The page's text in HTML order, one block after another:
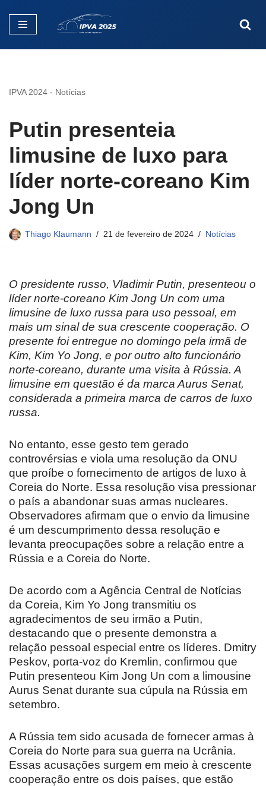
Pular
IPVA 2024 - Notícias
Putin presenteia
limusine de luxo para
líder norte-coreano Kim
Jong Un
Thiago Klaumann 21 de fevereiro de 2024 Notícias
O presidente russo, Vladimir Putin, presenteou o
líder norte-coreano Kim Jong Un com uma
limusine de luxo russa para uso pessoal, em
mais um sinal de sua crescente cooperação. O
presente foi entregue no domingo pela irmã de
Kim, Kim Yo Jong, e por outro alto funcionário
norte-coreano, durante uma visita à Rússia. A
limusine em questão é da marca Aurus Senat,
considerada a primeira marca de carros de luxo
russa.
No entanto, esse gesto tem gerado
controvérsias e viola uma resolução da ONU
que proíbe o fornecimento de artigos de luxo à
Coreia do Norte. Essa resolução visa pressionar
o país a abandonar suas armas nucleares.
Observadores afirmam que o envio da limusine
é um descumprimento dessa resolução e
levanta preocupações sobre a relação entre a
Rússia e a Coreia do Norte.
De acordo com a Agência Central de Notícias
da Coreia, Kim Yo Jong transmitiu os
agradecimentos de seu irmão a Putin,
destacando que o presente demonstra a
relação pessoal especial entre os líderes. Dmitry
Peskov, porta-voz do Kremlin, confirmou que
Putin presenteou Kim Jong Un com a limousine
Aurus Senat durante sua cúpula na Rússia em
setembro.
A Rússia tem sido acusada de fornecer armas à
Coreia do Norte para sua guerra na Ucrânia.
Essas acusações surgem em meio à crescente
cooperação entre os dois países, que estão